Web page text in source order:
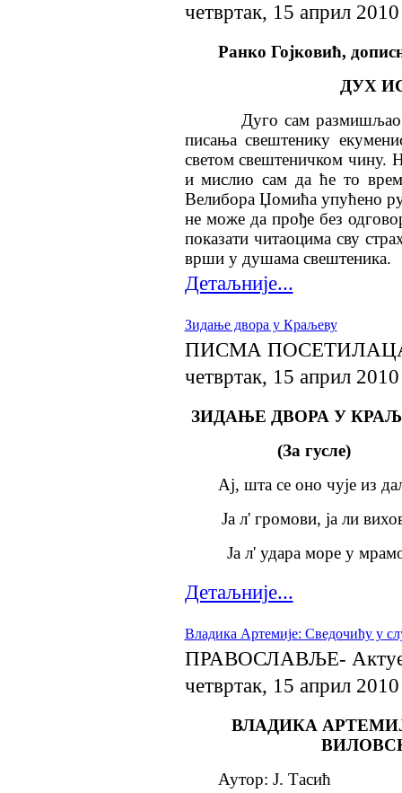
четвртак, 15 април 2010
Ранко Гојковић,
ДУХ
Дуго сам размишљао да
писања свештенику
светом свештеничком чину.
и мислио сам да ће то
Велибора Џомића упућено
не може да прође без
показати читаоцима сву
врши у душама свештеника.
Детаљније...
Зидање двора у Краљеву
ПИСМА
четвртак, 15 април 2010
ЗИДАЊЕ ДВОРА У
(За гусле)
Ај, шта се оно чује из
Ја л' громови, ја ли
Ја л' удара море у
Детаљније...
Владика Артемије: Сведочићу у
ПРАВОСЛАВЉЕ-
четвртак, 15 април 2010
ВЛАДИКА
Аутор: Ј. Тасић